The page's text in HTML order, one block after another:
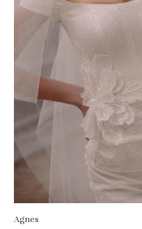
Agnes